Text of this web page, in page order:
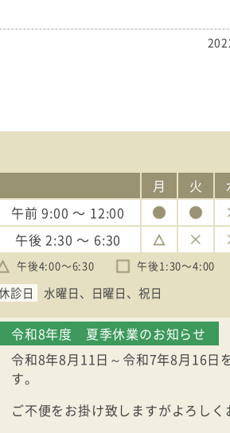
月 火
午前 9:00 〜 12:00
午後 2:30 〜 6:30
午後4:00〜6:30 午後1:30〜4:00
診日 水曜日 日曜日 祝日
令和8年度 夏季休業のお知らせ
令和8年8月11日～令和7年8月16日
す。
ご不便をお掛け致しますがよろしく